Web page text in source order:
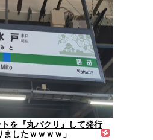
を『丸パクリ』して発行
したｗｗｗｗ」